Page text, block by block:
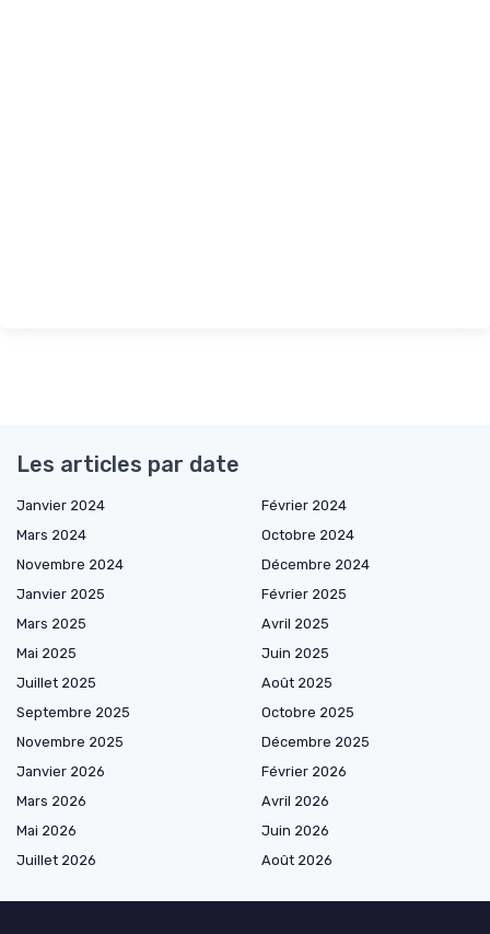
Les articles par date
Janvier 2024
Février 2024
Mars 2024
Octobre 2024
Novembre 2024
Décembre 2024
Janvier 2025
Février 2025
Mars 2025
Avril 2025
Mai 2025
Juin 2025
Juillet 2025
Août 2025
Septembre 2025
Octobre 2025
Novembre 2025
Décembre 2025
Janvier 2026
Février 2026
Mars 2026
Avril 2026
Mai 2026
Juin 2026
Juillet 2026
Août 2026